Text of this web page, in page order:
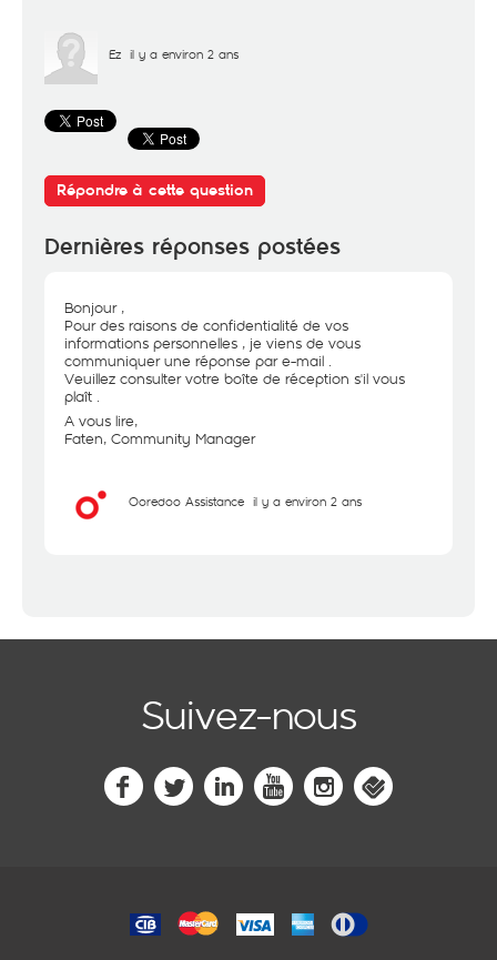
Ez il y a environ 2 ans
Répondre à cette question
Dernières réponses postées
Bonjour ,
Pour des raisons de confidentialité de vos
informations personnelles , je viens de vous
communiquer une réponse par e-mail .
Veuillez consulter votre boîte de réception s'il vous
plaît .
A vous lire,
Faten, Community Manager
Ooredoo Assistance il y a environ 2 ans
Suivez-nous